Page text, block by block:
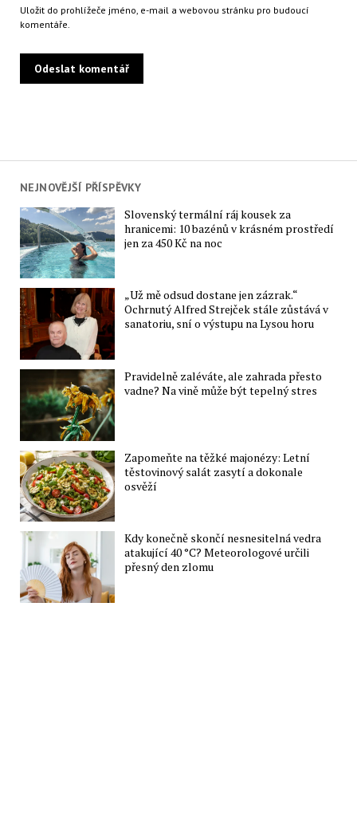
Uložit do prohlížeče jméno, e-mail a webovou stránku pro budoucí
komentáře.
NEJNOVĚJŠÍ PŘÍSPĚVKY
Slovenský termální ráj kousek za
hranicemi: 10 bazénů v krásném prostředí
jen za 450 Kč na noc
„Už mě odsud dostane jen zázrak.“
Ochrnutý Alfred Strejček stále zůstává v
sanatoriu, sní o výstupu na Lysou horu
Pravidelně zaléváte, ale zahrada přesto
vadne? Na vině může být tepelný stres
Zapomeňte na těžké majonézy: Letní
těstovinový salát zasytí a dokonale
osvěží
Kdy konečně skončí nesnesitelná vedra
atakující 40 °C? Meteorologové určili
přesný den zlomu